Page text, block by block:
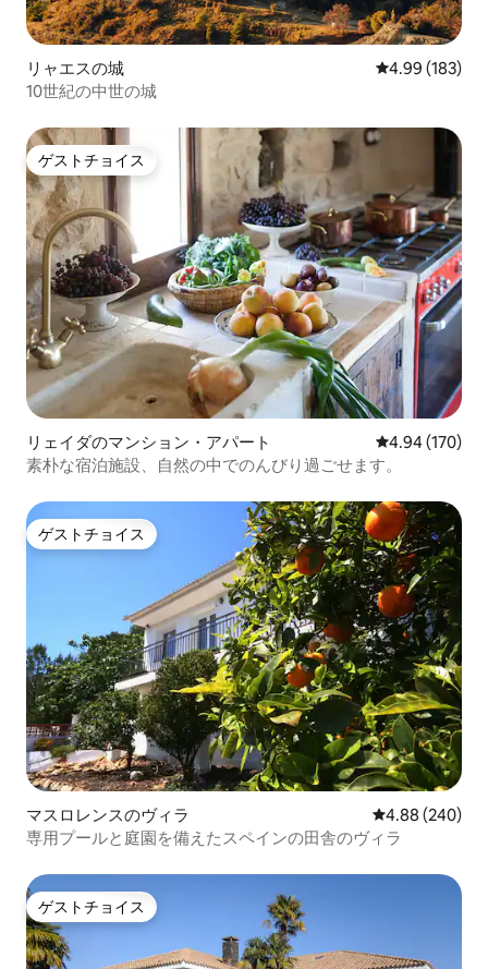
リャエスの城 レビュー183
4.99 (183)
10世紀の中世の城
ゲストチョイス
ゲストチョイス
リェイダのマンション・アパート レビュー170
4.94 (170)
素朴な宿泊施設、自然の中でのんびり過ごせます。
ゲストチョイス
ゲストチョイス
マスロレンスのヴィラ レビュー240
4.88 (240)
専用プールと庭園を備えたスペインの田舎のヴィラ
ゲストチョイス
ゲストチョイス